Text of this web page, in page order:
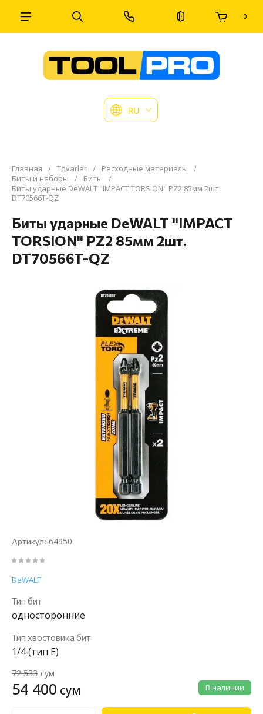
RU
0
Главная / Tovarlar / Расходные материалы
/
Биты и наборы
/ Биты
/
Биты ударные DeWALT "IMPACT TORSION" PZ2 85мм 2шт.
DT70566T-QZ
Биты ударные DeWALT "IMPACT
TORSION" PZ2 85мм 2шт.
DT70566T-QZ
Артикул: 64950
DeWALT
Тип бит
односторонние
Тип хвостовика бит
1/4 (тип Е)
В наличии
72 533 сум
54 400 сум